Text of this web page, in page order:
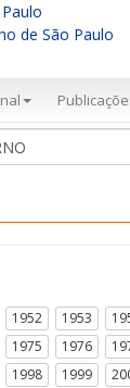
1952 1953
1975 1976
1998 1999